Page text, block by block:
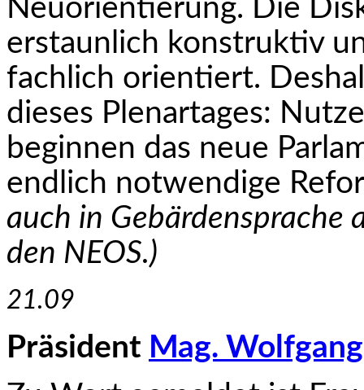
Neuorientierung. Die
erstaunlich konstruktiv
fachlich orientiert.
dieses Plenartages:
beginnen das neue
endlich notwendige
auch in Gebärdensprache
den NEOS.)
21.09
Präsident Mag.